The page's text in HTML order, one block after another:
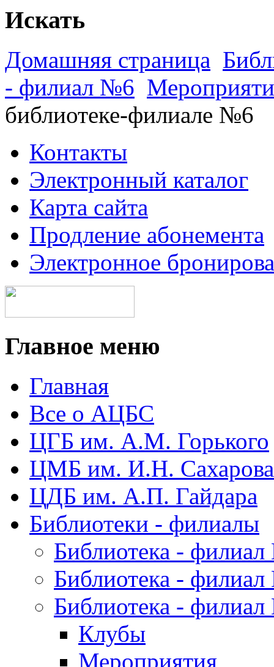
Искать
Домашняя страница
- филиал №6
библиотеке-филиале №6
Контакты
Электронный каталог
Карта сайта
Продление абонемента
Электронное
Главное меню
Главная
Все о АЦБС
ЦГБ им. А.М. Горького
ЦМБ им. И.Н. Сахарова
ЦДБ им. А.П. Гайдара
Библиотеки - филиалы
Библиотека -
Библиотека -
Библиотека -
Клубы
Мероприятия